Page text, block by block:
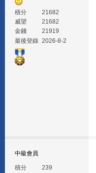
積分
21682
威望
21682
金錢
21919
最後登錄 2026-8-2
中級會員
積分
239